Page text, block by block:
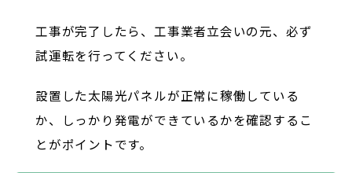
工事が完了したら、工事業者立会いの元、必ず
試運転を行ってください。
設置した太陽光パネルが正常に稼働している
か、しっかり発電ができているかを確認するこ
とがポイントです。